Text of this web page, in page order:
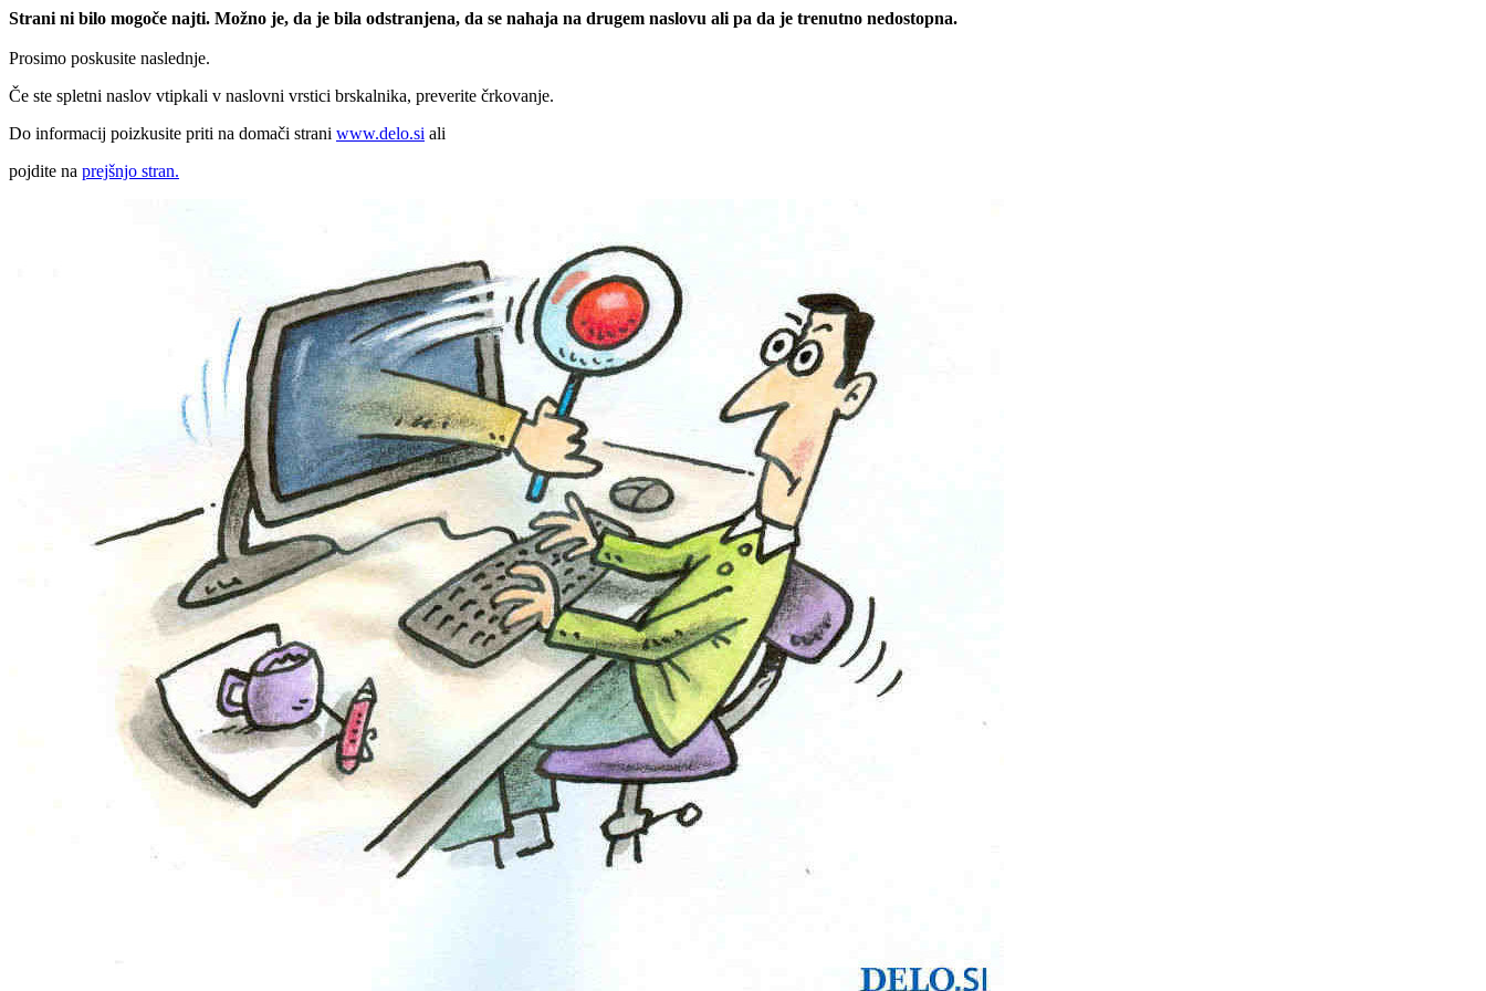
Strani ni bilo mogoče najti. Možno je, da je bila odstranjena, da se nahaja na drugem naslovu ali pa da je trenutno nedostopna.
Prosimo poskusite naslednje.
Če ste spletni naslov vtipkali v naslovni vrstici brskalnika, preverite črkovanje.
Do informacij poizkusite priti na domači strani www.delo.si ali
pojdite na prejšnjo stran.